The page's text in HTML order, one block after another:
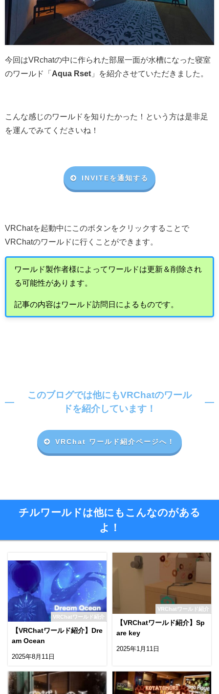
今回はVRchatの中に作られた部屋一面が水槽になった寝室
のワールド「 Aqua Rset 」を紹介させていただきました。
こんな感じのワールドを知りたかった！という方は是非足
を運んでみてくださいね！
INVITEを通知する
VRChatを起動中にこのボタンをクリックすることで
VRChatのワールドに行くことができます。
ワールド製作者様によってワールドは更新＆削除され
る可能性があります。
記事の内容はワールド訪問日によるものです。
このブログでは他にもVRChatのワール
ドを紹介しています！
VRChat ワールド紹介ページへ！
チルワールドは他にもこんなのがある
よ！
VRChatワールド紹介
【VRChatワールド紹介】Dre
am Ocean
2025年8月11日
VRChatワールド紹介
【VRChatワールド紹介】Sp
are key
2025年1月11日